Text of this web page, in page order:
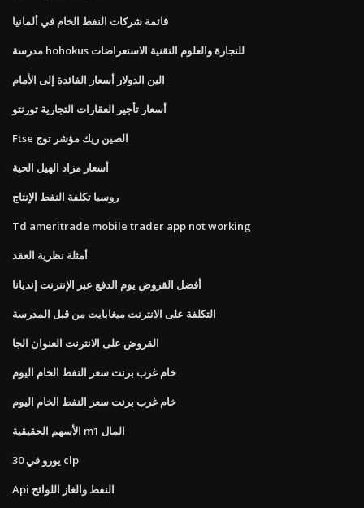
قائمة شركات النفط الخام في ألمانيا
مدرسة hohokus للتجارة والعلوم التقنية الاستعراضات
الين الدولار أسعار الفائدة إلى الأمام
أسعار تأجير العقارات التجارية تورنتو
Ftse الصين ريك مؤشر توج
أسعار مزاد الهيل الحية
روسيا تكلفة النفط الإنتاج
Td ameritrade mobile trader app not working
أمثلة نظرية العقد
أفضل القروض يوم الدفع عبر الإنترنت إنديانا
التكلفة على الانترنت ميغابايت من قبل المدرسة
القروض على الانترنت العنوان الجا
خام غرب برنت سعر النفط الخام اليوم
خام غرب برنت سعر النفط الخام اليوم
الأسهم الحقيقية m1 المال
30 يورو في clp
Api النفط والغاز اللوائح